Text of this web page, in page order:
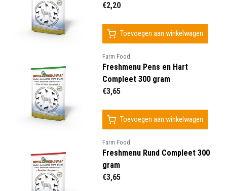
€2,20
Toevoegen aan winkelwagen
Farm Food
Freshmenu Pens en Hart
Compleet 300 gram
€3,65
Toevoegen aan winkelwagen
Farm Food
Freshmenu Rund Compleet 300
gram
€3,65